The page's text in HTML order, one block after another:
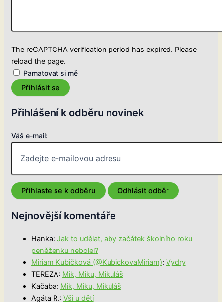
The reCAPTCHA verification period has expired. Please
reload the page.
Pamatovat si mě
Přihlásit se
Přihlášení k odběru novinek
Váš e-mail:
Nejnovější komentáře
Hanka: Jak to udělat, aby začátek školního roku
peněženku nebolel?
Miriam Kubičková (@KubickovaMiriam): Vydry
TEREZA: Mik, Miku, Mikuláš
Kačaba: Mik, Miku, Mikuláš
Agáta R.: Vši u dětí